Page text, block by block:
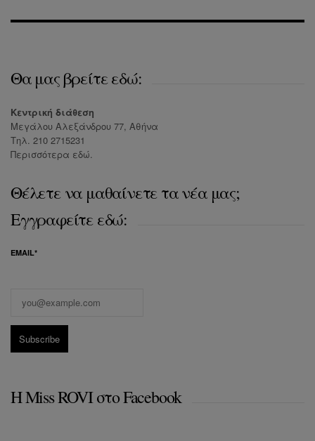
Θα μας βρείτε εδώ:
Κεντρική διάθεση
Μεγάλου Αλεξάνδρου 77, Αθήνα
Τηλ. 210 2715231
Περισσότερα εδώ.
Θέλετε να μαθαίνετε τα νέα μας;
Εγγραφείτε εδώ:
EMAIL*
Η Miss ROVI στο Facebook